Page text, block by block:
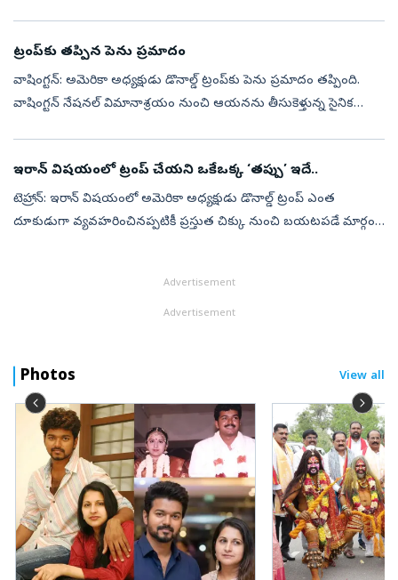
ట్రంప్‌కు తప్పిన పెను ప్రమాదం
వాషింగ్టన్‌: అమెరికా అధ్యక్షుడు డొనాల్డ్‌ ట్రంప్‌కు పెను ప్రమాదం తప్పింది.
వాషింగ్టన్‌ నేషనల్‌ విమానాశ్రయం నుంచి ఆయనను తీసుకెళ్తున్న సైనిక
ఇరాన్‌ విషయంలో ట్రంప్‌ చేయని ఒకేఒక్క ‘తప్పు’ ఇదే..
టెహ్రాన్‌: ఇరాన్ విషయంలో అమెరికా అధ్యక్షుడు డొనాల్డ్ ట్రంప్ ఎంత
దూకుడుగా వ్యవహరించినప్పటికీ ప్రస్తుత చిక్కు నుంచి బయటపడే మార్గం
Advertisement
Advertisement
Photos View all